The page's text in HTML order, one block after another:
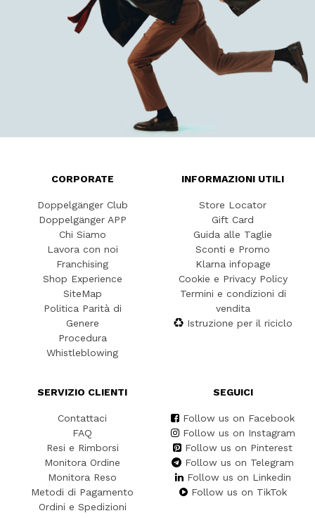
CORPORATE
Doppelgänger Club
Doppelgänger APP
Chi Siamo
Lavora con noi
Franchising
Shop Experience
SiteMap
Politica Parità di
Genere
Procedura
Whistleblowing
INFORMAZIONI UTILI
Store Locator
Gift Card
Guida alle Taglie
Sconti e Promo
Klarna infopage
Cookie e Privacy Policy
Termini e condizioni di
vendita
Istruzione per il riciclo
SERVIZIO CLIENTI
Contattaci
FAQ
Resi e Rimborsi
Monitora Ordine
Monitora Reso
Metodi di Pagamento
Ordini e Spedizioni
SEGUICI
Follow us on Facebook
Follow us on Instagram
Follow us on Pinterest
Follow us on Telegram
Follow us on Linkedin
Follow us on TikTok